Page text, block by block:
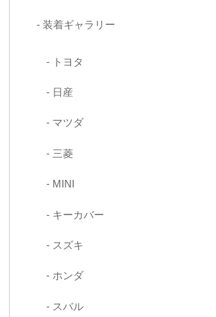
装着ギャラリー
トヨタ
日産
マツダ
三菱
MINI
キーカバー
スズキ
ホンダ
スバル